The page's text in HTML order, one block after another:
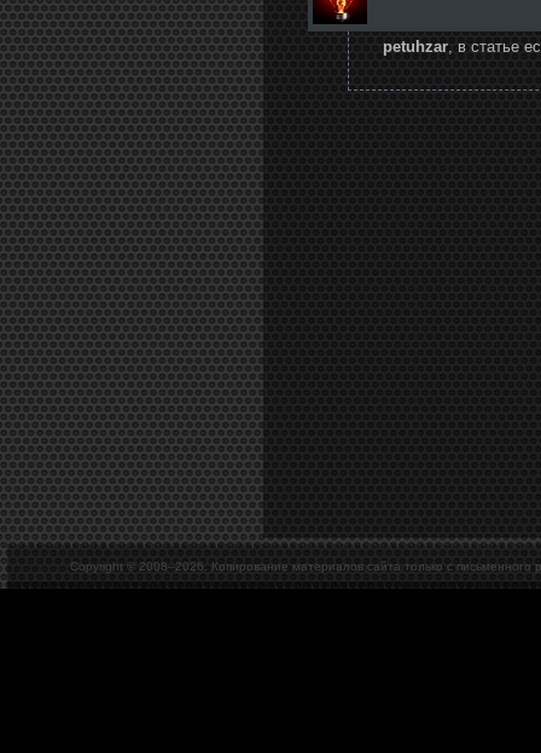
petuhzar, в статье
Copyright © 2008–2026. Копирование материалов сайта только с